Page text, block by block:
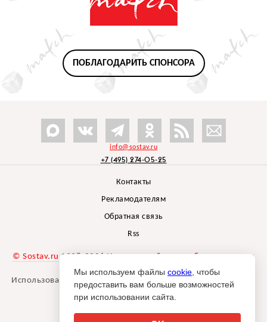
ПОБЛАГОДАРИТЬ СПОНСОРА
info@sostav.ru
+7 (495) 274-05-25
Контакты
Рекламодателям
Обратная связь
Rss
© Sostav.ru 1998-2026 Независимый проектбрендингового
агентства Depot
Использование материалов Sostav.ru допустимо только при
указании источника.
Мы используем файлы cookie , чтобы
предоставить вам больше возможностей
при использовании сайта.